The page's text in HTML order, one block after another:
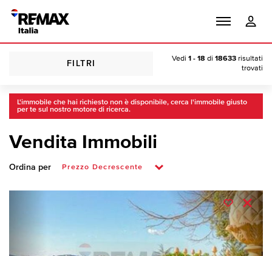
FILTRI
Vedi 1 - 18 di 18633 risultati
trovati
L'immobile che hai richiesto non è disponibile, cerca l'immobile giusto
per te sul nostro motore di ricerca.
Vendita Immobili
Ordina per